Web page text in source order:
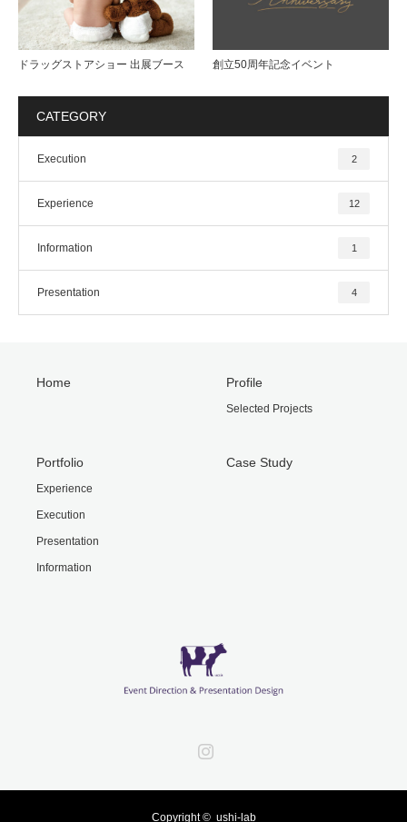
ドラッグストアショー 出展ブース 創立50周年記念イベント
CATEGORY
Execution 2
Experience 12
Information 1
Presentation 4
Home Profile
Selected Projects
Portfolio
Experience
Execution
Presentation
Information
Case Study
Copyright © ushi-lab